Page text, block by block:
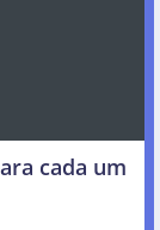
cada um